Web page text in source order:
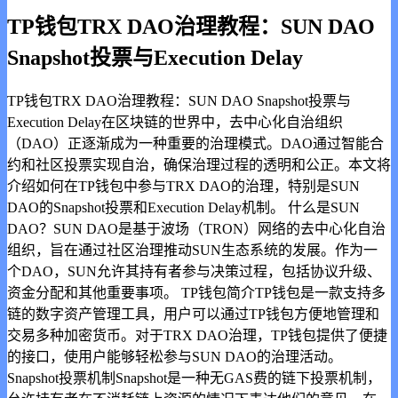
TP钱包TRX DAO治理教程：SUN DAO
Snapshot投票与Execution Delay
TP钱包TRX DAO治理教程：SUN DAO Snapshot投票与
Execution Delay在区块链的世界中，去中心化自治组织
（DAO）正逐渐成为一种重要的治理模式。DAO通过智能合
约和社区投票实现自治，确保治理过程的透明和公正。本文将
介绍如何在TP钱包中参与TRX DAO的治理，特别是SUN
DAO的Snapshot投票和Execution Delay机制。 什么是SUN
DAO？SUN DAO是基于波场（TRON）网络的去中心化自治
组织，旨在通过社区治理推动SUN生态系统的发展。作为一
个DAO，SUN允许其持有者参与决策过程，包括协议升级、
资金分配和其他重要事项。 TP钱包简介TP钱包是一款支持多
链的数字资产管理工具，用户可以通过TP钱包方便地管理和
交易多种加密货币。对于TRX DAO治理，TP钱包提供了便捷
的接口，使用户能够轻松参与SUN DAO的治理活动。
Snapshot投票机制Snapshot是一种无GAS费的链下投票机制，